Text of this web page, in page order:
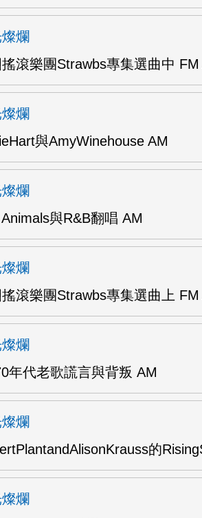
爛
滾樂團Strawbs專集選曲中 FM
爛
與AmyWinehouse AM
爛
與R&B翻唱 AM
爛
滾樂團Strawbs專集選曲上 FM
爛
年代老歌謊言與背叛 AM
爛
的
爛